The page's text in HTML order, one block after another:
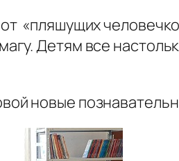
«пляшущих
Детям все
новые